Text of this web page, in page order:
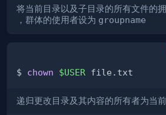
将当前目录以及子目录的所有文件的
，群体的使用者设为 groupname
$ chown $USER
递归更改目录及其内容的所有者为当